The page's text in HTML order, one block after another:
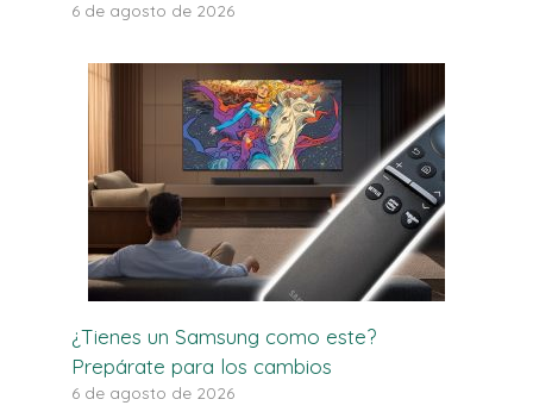
6 de agosto de 2026
¿Tienes un Samsung como este?
Prepárate para los cambios
6 de agosto de 2026